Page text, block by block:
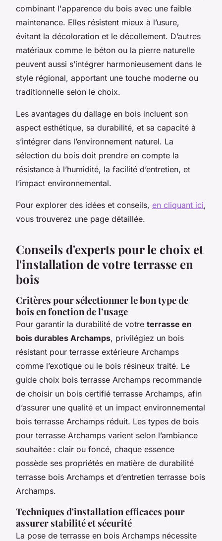
combinant l'apparence du bois avec une faible
maintenance. Elles résistent mieux à l’usure,
évitant la décoloration et le décollement. D’autres
matériaux comme le béton ou la pierre naturelle
peuvent aussi s’intégrer harmonieusement dans le
style régional, apportant une touche moderne ou
traditionnelle selon le choix.
Les avantages du dallage en bois incluent son
aspect esthétique, sa durabilité, et sa capacité à
s’intégrer dans l’environnement naturel. La
sélection du bois doit prendre en compte la
résistance à l’humidité, la facilité d’entretien, et
l’impact environnemental.
Pour explorer des idées et conseils, en cliquant ici,
vous trouverez une page détaillée.
Conseils d'experts pour le choix et
l'installation de votre terrasse en
bois
Critères pour sélectionner le bon type de
bois en fonction de l’usage
Pour garantir la durabilité de votre terrasse en
bois durables Archamps, privilégiez un bois
résistant pour terrasse extérieure Archamps
comme l’exotique ou le bois résineux traité. Le
guide choix bois terrasse Archamps recommande
de choisir un bois certifié terrasse Archamps, afin
d’assurer une qualité et un impact environnemental
bois terrasse Archamps réduit. Les types de bois
pour terrasse Archamps varient selon l’ambiance
souhaitée : clair ou foncé, chaque essence
possède ses propriétés en matière de durabilité
terrasse bois Archamps et d’entretien terrasse bois
Archamps.
Techniques d'installation efficaces pour
assurer stabilité et sécurité
La pose de terrasse en bois Archamps nécessite